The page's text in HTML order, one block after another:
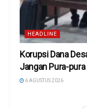
HEADLINE
Korupsi Dana
Jangan Pura-
6 AGUSTUS 2026